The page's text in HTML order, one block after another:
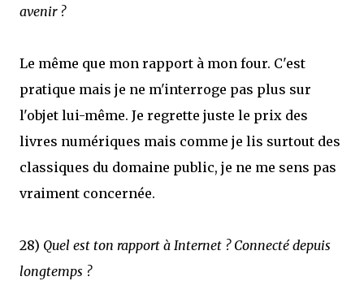
avenir ?
Le même que mon rapport à mon four. C'est
pratique mais je ne m'interroge pas plus sur
l'objet lui-même. Je regrette juste le prix des
livres numériques mais comme je lis surtout des
classiques du domaine public, je ne me sens pas
vraiment concernée.
28) Quel est ton rapport à Internet ? Connecté depuis
longtemps ?